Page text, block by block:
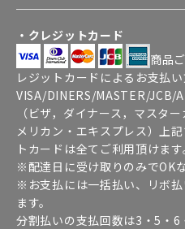
・クレジットカード
商品
レジットカードによるお支払い
VISA/DINERS/MASTER/JCB/
（ビザ，ダイナース，マスタ
メリカン・エキスプレス）上
トカードは全てご利用頂けます
※配達日に受け取りのみでOK
※お支払には一括払い、リボ
ます。
分割払いの支払回数は3・5・